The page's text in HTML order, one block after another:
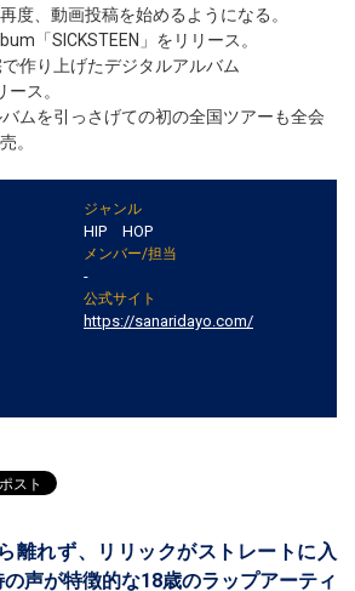
度、動画投稿を始めるようになる。
「SICKSTEEN」をリリース。
作り上げたデジタルアルバム
ース。
ムを引っさげての初の全国ツアーも全会
。
ジャンル
HIP HOP
メンバー/担当
-
公式サイト
https://sanaridayo.com/
離れず、リリックがストレートに入
声が特徴的な18歳のラップアーティ